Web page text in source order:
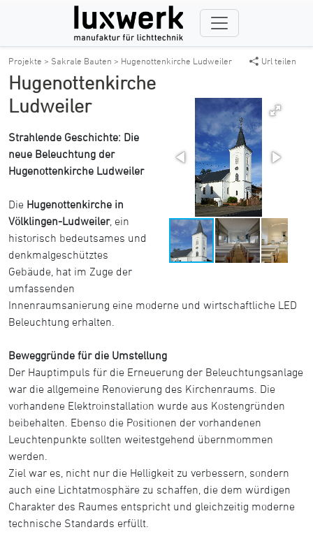
Projekte > Sakrale Bauten > Hugenottenkirche Ludweiler Url teilen
Hugenottenkirche
Ludweiler
Strahlende Geschichte: Die
neue Beleuchtung der
Hugenottenkirche Ludweiler
Die Hugenottenkirche in
Völklingen-Ludweiler, ein
historisch bedeutsames und
denkmalgeschütztes
Gebäude, hat im Zuge der
umfassenden
Innenraumsanierung eine moderne und wirtschaftliche LED
Beleuchtung erhalten.
Beweggründe für die Umstellung
Der Hauptimpuls für die Erneuerung der Beleuchtungsanlage
war die allgemeine Renovierung des Kirchenraums. Die
vorhandene Elektroinstallation wurde aus Kostengründen
beibehalten. Ebenso die Positionen der vorhandenen
Leuchtenpunkte sollten weitestgehend übernmommen
werden.
Ziel war es, nicht nur die Helligkeit zu verbessern, sondern
auch eine Lichtatmosphäre zu schaffen, die dem würdigen
Charakter des Raumes entspricht und gleichzeitig moderne
technische Standards erfüllt.